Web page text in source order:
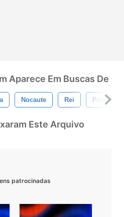
Aparece Em Buscas De
Nocaute Rei Principe
Este Arquivo
patrocinadas